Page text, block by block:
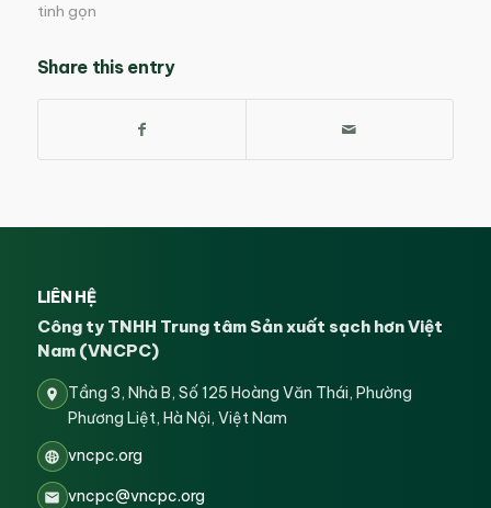
tinh gọn
Share this entry
LIÊN HỆ
Công ty TNHH Trung tâm Sản xuất sạch hơn Việt
Nam (VNCPC)
Tầng 3, Nhà B, Số 125 Hoàng Văn Thái, Phường
Phương Liệt, Hà Nội, Việt Nam
vncpc.org
vncpc@vncpc.org